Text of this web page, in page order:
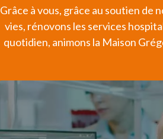
Grâce à vous, grâce au soutien de
vies, rénovons les services
quotidien, animons la Maison